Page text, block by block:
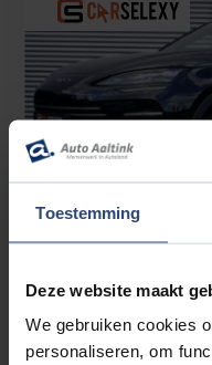
Toestemming
Deze website maakt
We gebruiken cookies
personaliseren, om
BYD SEAL U
1.5 DM-I FWD BOOST
GARANTIE | 2026